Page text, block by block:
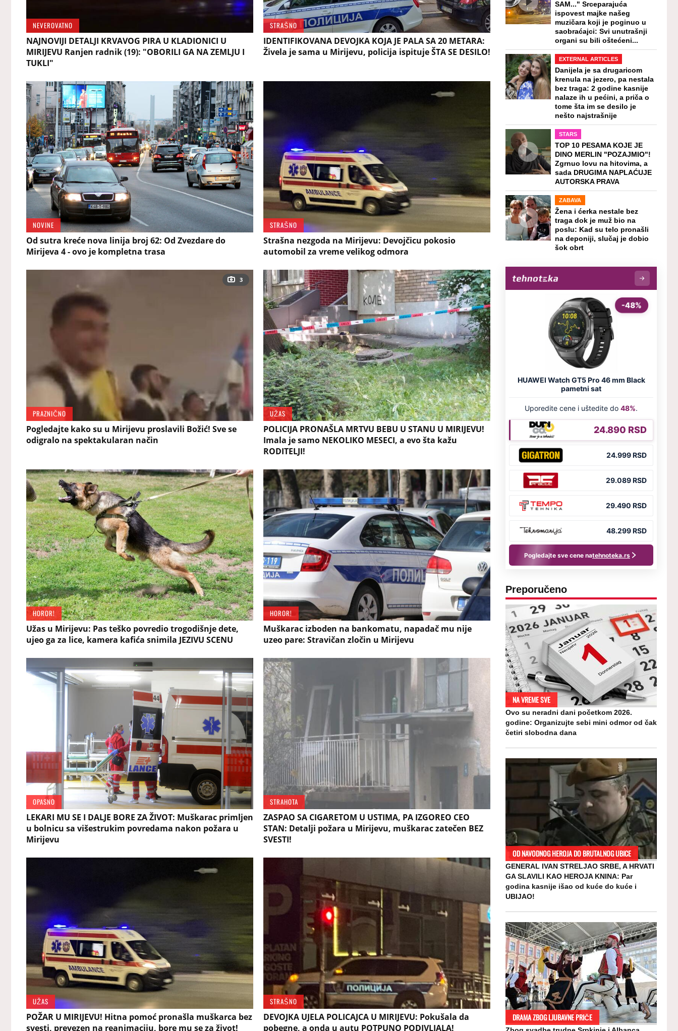
NEVEROVATNO
NAJNOVIJI DETALJI KRVAVOG PIRA U KLADIONICI U
MIRIJEVU Ranjen radnik (19): "OBORILI GA NA ZEMLJU I
TUKLI"
STRAŠNO
IDENTIFIKOVANA DEVOJKA KOJA JE PALA SA 20 METARA:
Živela je sama u Mirijevu, policija ispituje ŠTA SE DESILO!
NOVINE
Od sutra kreće nova linija broj 62: Od Zvezdare do
Mirijeva 4 - ovo je kompletna trasa
STRAŠNO
Strašna nezgoda na Mirijevu: Devojčicu pokosio
automobil za vreme velikog odmora
3
PRAZNIČNO
Pogledajte kako su u Mirijevu proslavili Božić! Sve se
odigralo na spektakularan način
UŽAS
POLICIJA PRONAŠLA MRTVU BEBU U STANU U MIRIJEVU!
Imala je samo NEKOLIKO MESECI, a evo šta kažu
RODITELJI!
HOROR!
Užas u Mirijevu: Pas teško povredio trogodišnje dete,
ujeo ga za lice, kamera kafića snimila JEZIVU SCENU
HOROR!
Muškarac izboden na bankomatu, napadač mu nije
uzeo pare: Stravičan zločin u Mirijevu
OPASNO
LEKARI MU SE I DALJE BORE ZA ŽIVOT: Muškarac primljen
u bolnicu sa višestrukim povredama nakon požara u
Mirijevu
STRAHOTA
ZASPAO SA CIGARETOM U USTIMA, PA IZGOREO CEO
STAN: Detalji požara u Mirijevu, muškarac zatečen BEZ
SVESTI!
UŽAS
POŽAR U MIRIJEVU! Hitna pomoć pronašla muškarca bez
svesti, prevezen na reanimaciju, bore mu se za život!
STRAŠNO
DEVOJKA UJELA POLICAJCA U MIRIJEVU: Pokušala da
pobegne, a onda u autu POTPUNO PODIVLJALA!
SAM..." Srceparajuća
ispovest majke našeg
muzičara koji je poginuo u
saobraćajci: Svi unutrašnji
organi su bili oštećeni...
EXTERNAL ARTICLES
Danijela je sa drugaricom
krenula na jezero, pa nestala
bez traga: 2 godine kasnije
nalaze ih u pećini, a priča o
tome šta im se desilo je
nešto najstrašnije
STARS
TOP 10 PESAMA KOJE JE
DINO MERLIN "POZAJMIO"!
Zgrnuo lovu na hitovima, a
sada DRUGIMA NAPLAĆUJE
AUTORSKA PRAVA
ZABAVA
Žena i ćerka nestale bez
traga dok je muž bio na
poslu: Kad su telo pronašli
na deponiji, slučaj je dobio
šok obrt
Preporučeno
NA VREME SVE
Ovo su neradni dani početkom 2026.
godine: Organizujte sebi mini odmor od čak
četiri slobodna dana
OD NAVODNOG HEROJA DO BRUTALNOG UBICE
GENERAL IVAN STRELJAO SRBE, A HRVATI
GA SLAVILI KAO HEROJA KNINA: Par
godina kasnije išao od kuće do kuće i
UBIJAO!
DRAMA ZBOG LJUBAVNE PRIČE